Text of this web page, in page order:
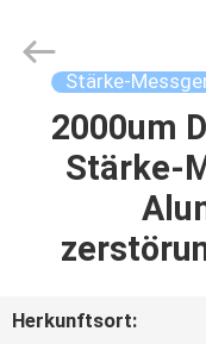
HAUS
PRODUKTE
UNS
Reserved.
Stärke-
2000um
Stärke-
Herkunftsort: